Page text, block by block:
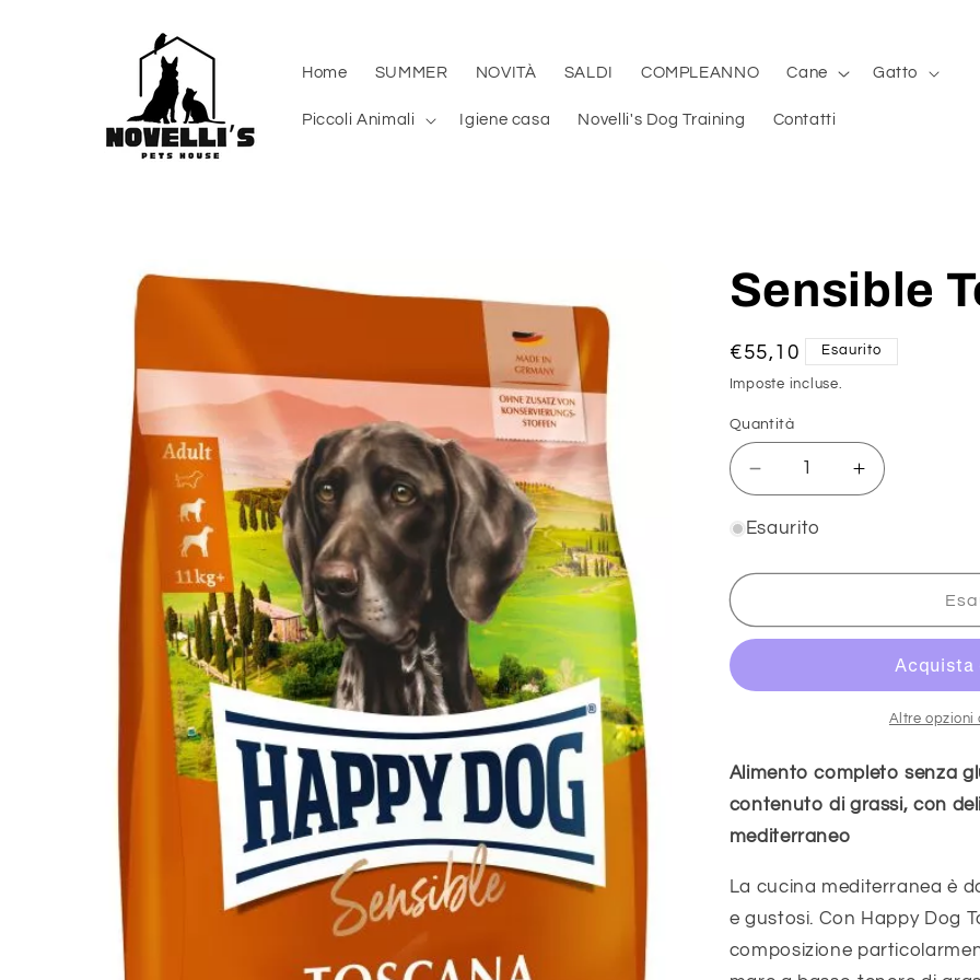
Home SUMMER NOVITÀ SALDI COMPLEANNO Cane Gatto
Piccoli Animali Igiene casa Novelli's Dog Training Contatti
informazioni
sul prodotto
Sensible
Prezzo
di
€55,10 Esaurito
Imposte incluse.
Quantità
Diminuisci
quantità
per
Toscana
Aumenta
quantità
Toscana
Esaurito
Altre opzioni
Alimento completo senza
contenuto di grassi, con
mediterraneo
La cucina mediterranea è
e gustosi. Con Happy Dog
composizione